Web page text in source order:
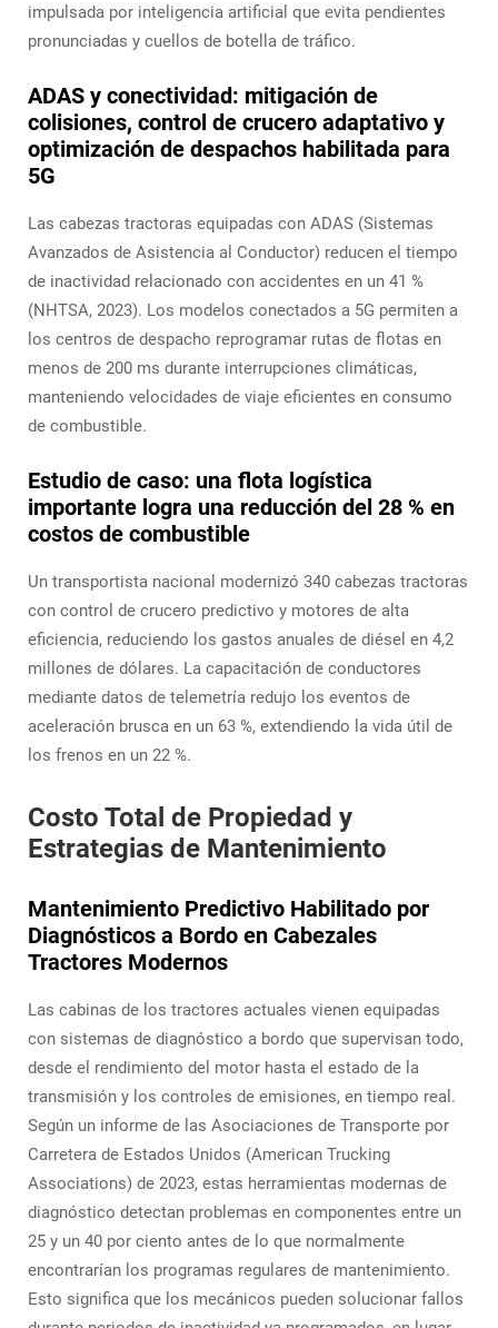
impulsada por inteligencia artificial que evita pendientes
pronunciadas y cuellos de botella de tráfico.
ADAS y conectividad: mitigación de
colisiones, control de crucero adaptativo y
optimización de despachos habilitada para
5G
Las cabezas tractoras equipadas con ADAS (Sistemas
Avanzados de Asistencia al Conductor) reducen el tiempo
de inactividad relacionado con accidentes en un 41 %
(NHTSA, 2023). Los modelos conectados a 5G permiten a
los centros de despacho reprogramar rutas de flotas en
menos de 200 ms durante interrupciones climáticas,
manteniendo velocidades de viaje eficientes en consumo
de combustible.
Estudio de caso: una flota logística
importante logra una reducción del 28 % en
costos de combustible
Un transportista nacional modernizó 340 cabezas tractoras
con control de crucero predictivo y motores de alta
eficiencia, reduciendo los gastos anuales de diésel en 4,2
millones de dólares. La capacitación de conductores
mediante datos de telemetría redujo los eventos de
aceleración brusca en un 63 %, extendiendo la vida útil de
los frenos en un 22 %.
Costo Total de Propiedad y
Estrategias de Mantenimiento
Mantenimiento Predictivo Habilitado por
Diagnósticos a Bordo en Cabezales
Tractores Modernos
Las cabinas de los tractores actuales vienen equipadas
con sistemas de diagnóstico a bordo que supervisan todo,
desde el rendimiento del motor hasta el estado de la
transmisión y los controles de emisiones, en tiempo real.
Según un informe de las Asociaciones de Transporte por
Carretera de Estados Unidos (American Trucking
Associations) de 2023, estas herramientas modernas de
diagnóstico detectan problemas en componentes entre un
25 y un 40 por ciento antes de lo que normalmente
encontrarían los programas regulares de mantenimiento.
Esto significa que los mecánicos pueden solucionar fallos